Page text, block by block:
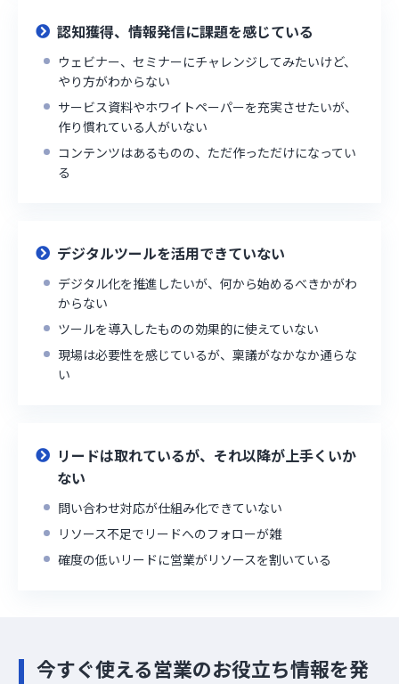
認知獲得、情報発信に課題を感じている
ウェビナー、セミナーにチャレンジしてみたいけど、
やり方がわからない
サービス資料やホワイトペーパーを充実させたいが、
作り慣れている人がいない
コンテンツはあるものの、ただ作っただけになってい
る
デジタルツールを活用できていない
デジタル化を推進したいが、何から始めるべきかがわ
からない
ツールを導入したものの効果的に使えていない
現場は必要性を感じているが、稟議がなかなか通らな
い
リードは取れているが、それ以降が上手くいか
ない
問い合わせ対応が仕組み化できていない
リソース不足でリードへのフォローが雑
確度の低いリードに営業がリソースを割いている
今すぐ使える営業のお役立ち情報を発